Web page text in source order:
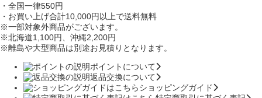
・全国一律550円
・お買い上げ合計10,000円 以上で送料無料
※一部対象外商品がございます。
※北海道1,100円
、沖縄2,200円
※離島や大型商品は別途お見積りとなります。
ポイントについて
返品交換について
ショッピングガイド